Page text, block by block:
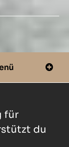
für
du